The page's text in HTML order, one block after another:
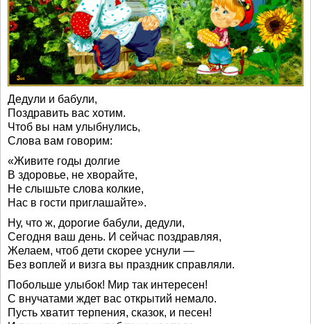
Дедули и бабули,
Поздравить вас хотим.
Чтоб вы нам улыбнулись,
Слова вам говорим:
«Живите годы долгие
В здоровье, не хворайте,
Не слышьте слова колкие,
Нас в гости приглашайте».
Ну, что ж, дорогие бабули, дедули,
Сегодня ваш день. И сейчас поздравляя,
Желаем, чтоб дети скорее уснули —
Без воплей и визга вы праздник справляли.
Побольше улыбок! Мир так интересен!
С внучатами ждет вас открытий немало.
Пусть хватит терпения, сказок, и песен!